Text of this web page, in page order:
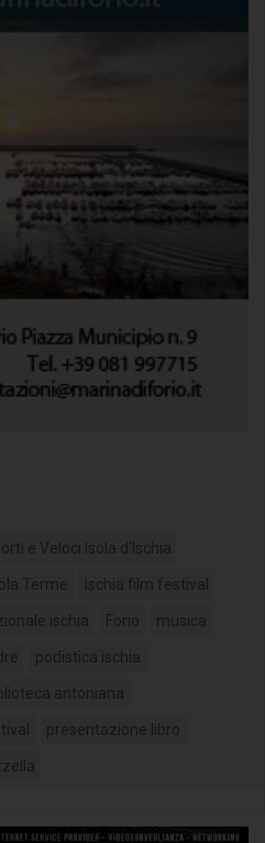
e Veloci Isola d'Ischia
Terme ischia film festival
ischia Forio musica
podistica ischia
antoniana
presentazione libro